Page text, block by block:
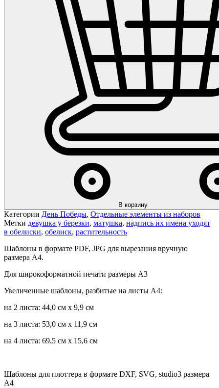
В корзину
Категории День Победы, Отдельные элементы из наборов
Метки девушка у березки, матушка, надпись их имена уходят
в обелиски, обелиск, растительность
Шаблоны в формате PDF, JPG для вырезания вручную
размера А4.
Для широкоформатной печати размеры А3
Увеличенные шаблоны, разбитые на листы А4:
на 2 листа: 44,0 см х 9,9 см
на 3 листа: 53,0 см х 11,9 см
на 4 листа: 69,5 см х 15,6 см
Шаблоны для плоттера в формате DXF, SVG, studio3 размера
А4